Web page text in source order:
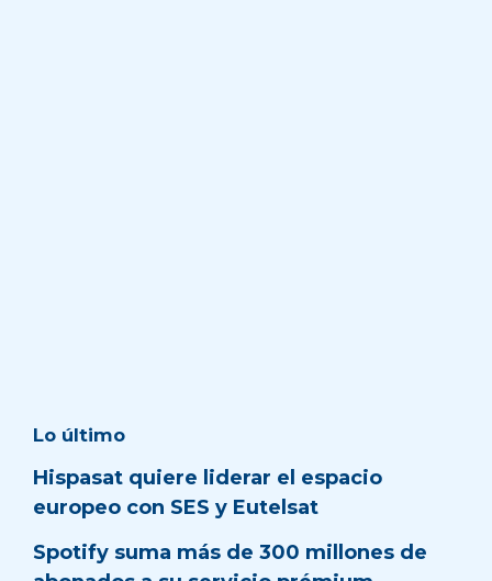
Lo último
Hispasat quiere liderar el espacio
europeo con SES y Eutelsat
Spotify suma más de 300 millones de